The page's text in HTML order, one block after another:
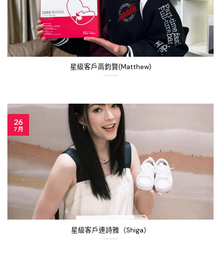
星級客戶高鈞賢(Matthew)
星級客戶連詩雅（Shiga）
26
7 月